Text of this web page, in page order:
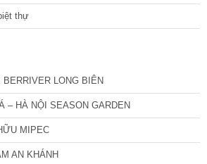
thự
LONG BIÊN
– HÀ NỘI SEASON GARDEN
MIPEC
AN KHÁNH